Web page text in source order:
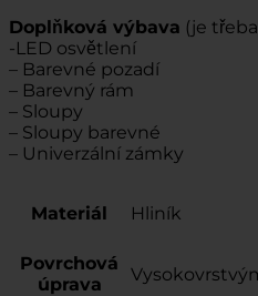
Doplňková výbava (je
-LED osvětlení
– Barevné pozadí
– Barevný rám
– Sloupy
– Sloupy barevné
– Univerzální zámky
Materiál Hliník
Povrchová
úprava